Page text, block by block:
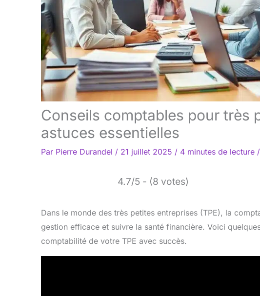
Conseils comptables pour très
astuces essentielles
Par Pierre Durandel / 21 juillet 2025 / 4 minutes de lecture /
4.7/5 - (8 votes)
Dans le monde des très petites entreprises (TPE), la
gestion efficace et suivre la santé financière. Voici
comptabilité de votre TPE avec succès.